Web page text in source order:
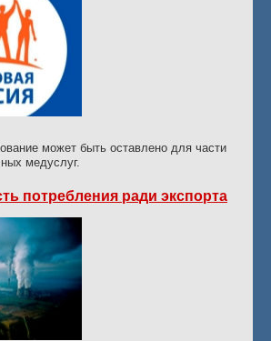
может быть оставлено для части
медуслуг.
потребления ради экспорта